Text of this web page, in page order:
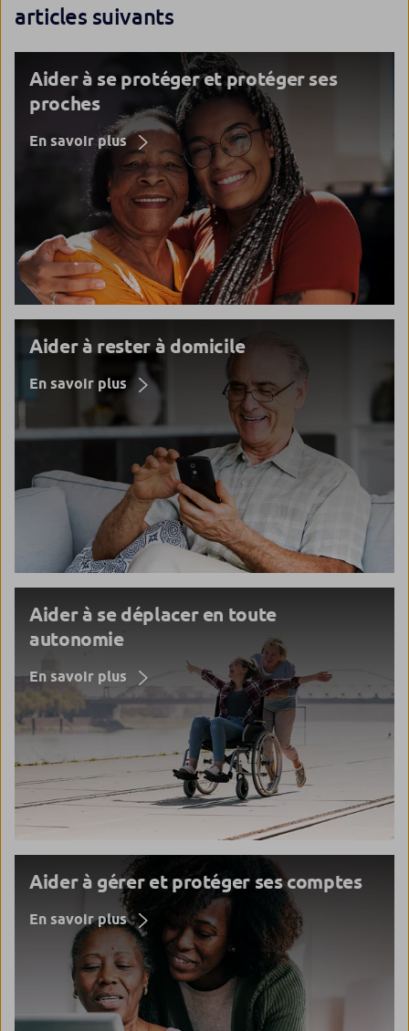
articles suivants
Aider à se protéger et protéger ses
proches
En savoir plus
Aider à rester à domicile
En savoir plus
Aider à se déplacer en toute
autonomie
En savoir plus
Aider à gérer et protéger ses comptes
En savoir plus